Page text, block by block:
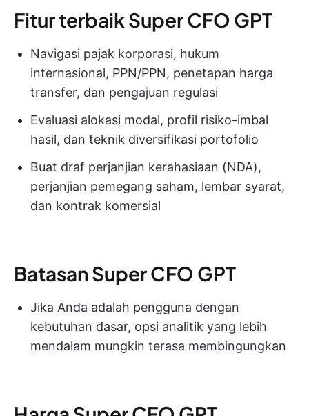
Fitur terbaik Super CFO GPT
Navigasi pajak korporasi, hukum
internasional, PPN/PPN, penetapan harga
transfer, dan pengajuan regulasi
Evaluasi alokasi modal, profil risiko-imbal
hasil, dan teknik diversifikasi portofolio
Buat draf perjanjian kerahasiaan (NDA),
perjanjian pemegang saham, lembar syarat,
dan kontrak komersial
Batasan Super CFO GPT
Jika Anda adalah pengguna dengan
kebutuhan dasar, opsi analitik yang lebih
mendalam mungkin terasa membingungkan